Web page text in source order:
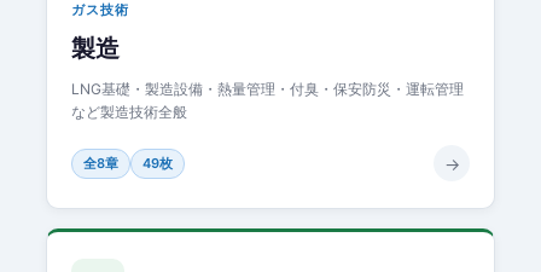
ガス技術
製造
LNG基礎・製造設備・熱量管理・付臭・保安防災・運転管理
など製造技術全般
全8章 49枚 →